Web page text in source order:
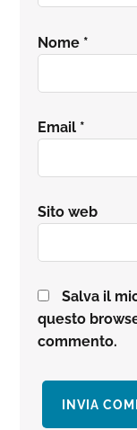
Nome *
Email *
Sito web
Salva il
questo
commento.